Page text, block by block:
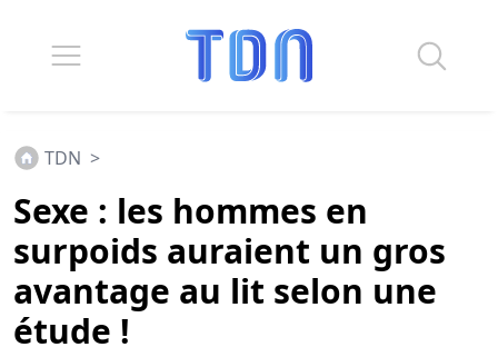
TDN >
Sexe : les hommes en
surpoids auraient un gros
avantage au lit selon une
étude !